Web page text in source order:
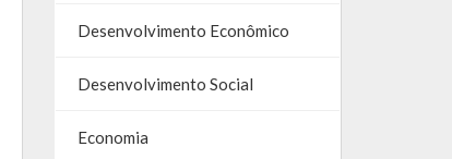
Desenvolvimento Econômico
Desenvolvimento Social
Economia